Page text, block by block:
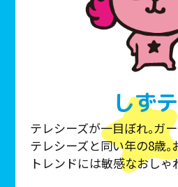
しず
テレシーズが一目ぼれ。ガ
テレシーズと同い年の8歳。
トレンドには敏感なおしゃ